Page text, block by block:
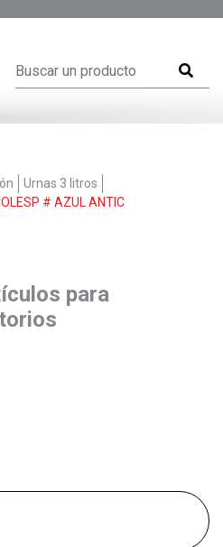
Urnas 3 litros
# AZUL ANTIC
para